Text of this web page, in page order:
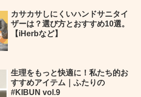
カサカサしにくいハンドサニタイ
ザーは？選び方とおすすめ10選。
【iHerbなど】
生理をもっと快適に！私たち的お
すすめアイテム｜ふたりの
#KIBUN vol.9